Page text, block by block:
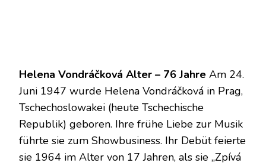
Helena Vondráčková Alter – 76 Jahre Am 24.
Juni 1947 wurde Helena Vondráčková in Prag,
Tschechoslowakei (heute Tschechische
Republik) geboren. Ihre frühe Liebe zur Musik
führte sie zum Showbusiness. Ihr Debüt feierte
sie 1964 im Alter von 17 Jahren, als sie „Zpívá